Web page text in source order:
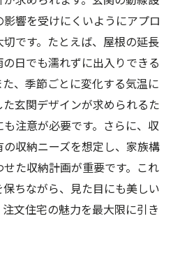
響を受けにくいようにアプロ
です。たとえば、屋根の延長
日でも濡れずに出入りできる
、季節ごとに変化する気温に
玄関デザインが求められるた
注意が必要です。さらに、収
収納ニーズを想定し、家族構
た収納計画が重要です。これ
ちながら、見た目にも美しい
文住宅の魅力を最大限に引き